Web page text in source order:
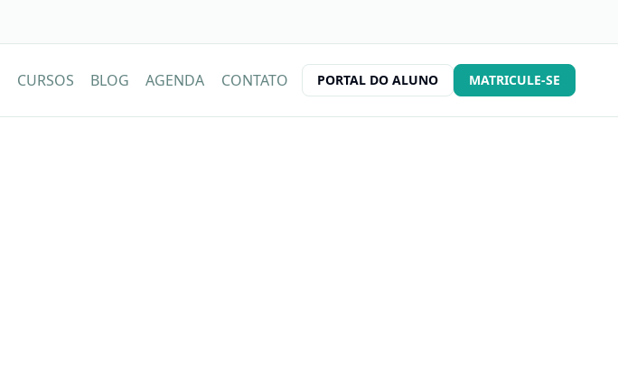
CURSOS BLOG AGENDA CONTATO PORTAL DO ALUNO MATRICULE-SE